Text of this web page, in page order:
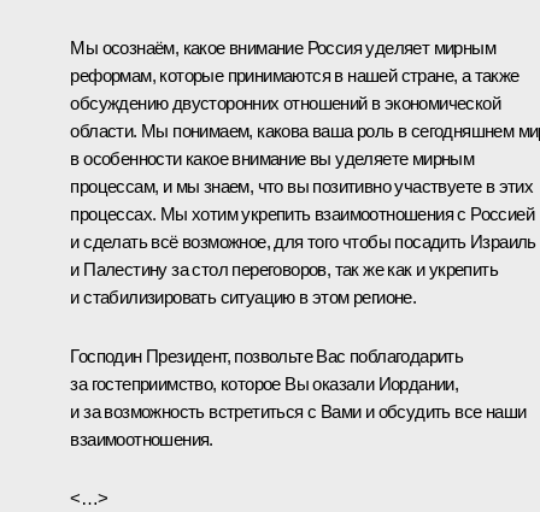
Мы осознаём, какое внимание Россия уделяет мирным
реформам, которые принимаются в нашей стране, а также
обсуждению двусторонних отношений в экономической
области. Мы понимаем, какова ваша роль в сегодняшнем
в особенности какое внимание вы уделяете мирным
процессам, и мы знаем, что вы позитивно участвуете в этих
процессах. Мы хотим укрепить взаимоотношения с Россией
и сделать всё возможное, для того чтобы посадить Израиль
и Палестину за стол переговоров, так же как и укрепить
и стабилизировать ситуацию в этом регионе.
Господин Президент, позвольте Вас поблагодарить
за гостеприимство, которое Вы оказали Иордании,
и за возможность встретиться с Вами и обсудить все наши
взаимоотношения.
<…>